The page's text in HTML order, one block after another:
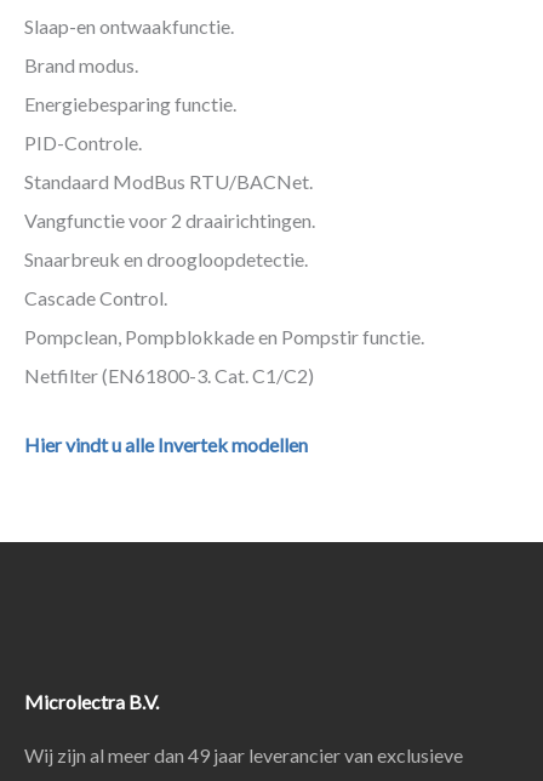
Slaap-en ontwaakfunctie.
Brand modus.
Energiebesparing functie.
PID-Controle.
Standaard ModBus RTU/BACNet.
Vangfunctie voor 2 draairichtingen.
Snaarbreuk en droogloopdetectie.
Cascade Control.
Pompclean, Pompblokkade en Pompstir functie.
Netfilter (EN61800-3. Cat. C1/C2)
Hier vindt u alle Invertek modellen
Microlectra B.V.
Wij zijn al meer dan 49 jaar leverancier van exclusieve